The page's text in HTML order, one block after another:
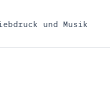
und Musik